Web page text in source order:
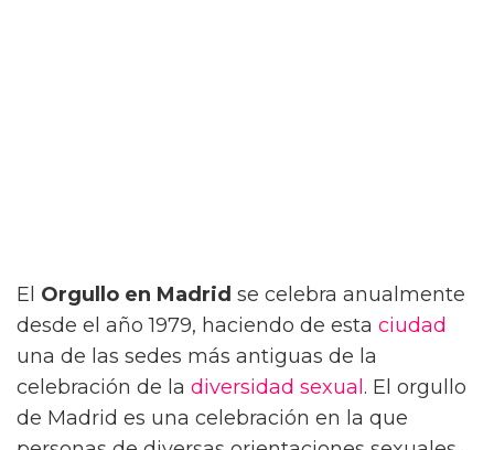
El Orgullo en Madrid se celebra anualmente
desde el año 1979, haciendo de esta ciudad
una de las sedes más antiguas de la
celebración de la diversidad sexual . El orgullo
de Madrid es una celebración en la que